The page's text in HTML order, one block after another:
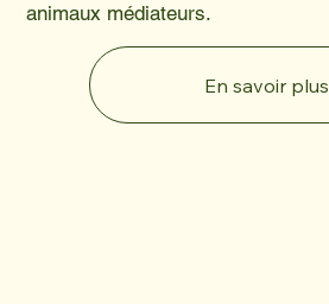
animaux médiateurs.
En savoir plus